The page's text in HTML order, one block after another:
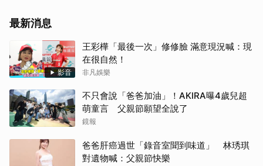
最新消息
影音
王彩樺「最後一次」修修臉 滿意現況喊：現
在很自然！
非凡娛樂
不只會說「爸爸加油」！AKIRA曝4歲兒超
萌童言 父親節願望全說了
鏡報
爸爸肝癌過世「錄音室聞到味道」 林琇琪
對遺物喊：父親節快樂